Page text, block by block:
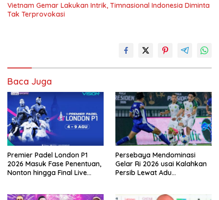
Vietnam Gemar Lakukan Intrik, Timnasional Indonesia Diminta
Tak Terprovokasi
Baca Juga
Premier Padel London P1
2026 Masuk Fase Penentuan,
Nonton hingga Final Live
Persebaya Mendominasi
Gelar Ri 2026 usai Kalahkan
Persib Lewat Adu